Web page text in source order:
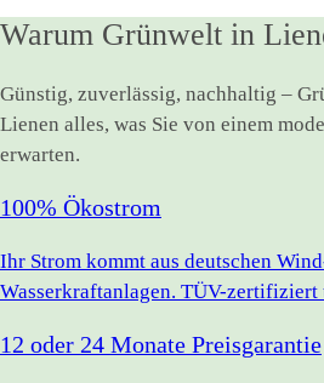
Warum Grünwelt in
Günstig, zuverlässig, nachhaltig –
Lienen alles, was Sie von einem
erwarten.
100% Ökostrom
Ihr Strom kommt aus deutschen
Wasserkraftanlagen. TÜV-
12 oder 24 Monate Preisgarantie